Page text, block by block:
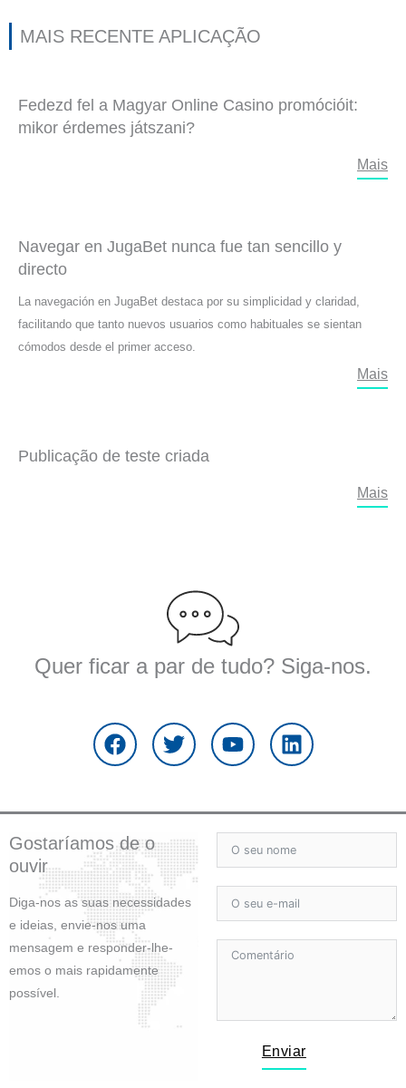
MAIS RECENTE APLICAÇÃO
Fedezd fel a Magyar Online Casino promócióit:
mikor érdemes játszani?
Mais
Navegar en JugaBet nunca fue tan sencillo y
directo
La navegación en JugaBet destaca por su simplicidad y claridad,
facilitando que tanto nuevos usuarios como habituales se sientan
cómodos desde el primer acceso.
Mais
Publicação de teste criada
Mais
Quer ficar a par de tudo? Siga-nos.
a
c
e
o
o
k
w
i
t
e
r
o
u
t
b
e
i
n
k
d
i
n
Gostaríamos de o
ouvir
Diga-nos as suas necessidades
e ideias, envie-nos uma
mensagem e responder-lhe-
emos o mais rapidamente
possível.
Enviar